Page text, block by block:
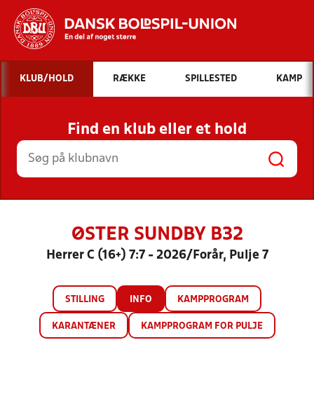
Hvad vil du søge efter?
INDHOLD OG NYHEDER
STILLINGER, RESULTATER, KLUBBER OG
HOLD
KLUB/HOLD RÆKKE SPILLESTED KAMP
Find en klub eller et hold
ØSTER SUNDBY B32
Herrer C (16+) 7:7 - 2026/Forår, Pulje 7
STILLING INFO KAMPPROGRAM
KARANTÆNER KAMPPROGRAM FOR PULJE